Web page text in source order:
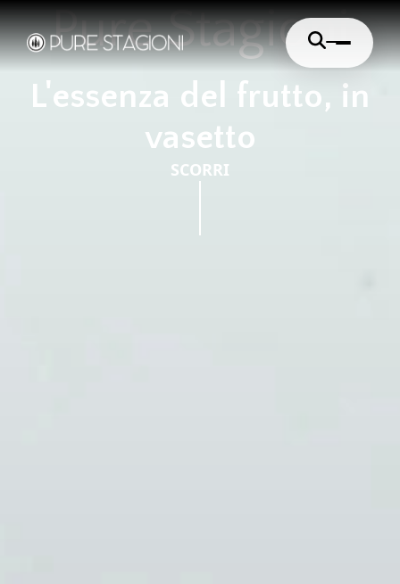
Cerca
Pure Stagioni
L'essenza del frutto, in
vasetto
SCORRI